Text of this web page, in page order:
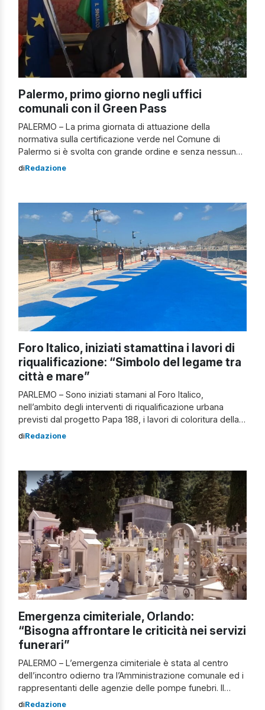
Palermo, primo giorno negli uffici
comunali con il Green Pass
PALERMO – La prima giornata di attuazione della
normativa sulla certificazione verde nel Comune di
Palermo si è svolta con grande ordine e senza nessuna
problematica speciale. “Esprimo un sentito
problema, sono riuscite a garantire il rispetto della […]
diRedazione
Foro Italico, iniziati stamattina i lavori di
riqualificazione: “Simbolo del legame tra
città e mare”
PARLEMO – Sono iniziati stamani al Foro Italico,
nell’ambito degli interventi di riqualificazione urbana
previsti dal progetto Papa 188, i lavori di coloritura della
vecchia pavimentazione lato mare e lato monte. I lavori
dell’amministrazione comunale – dichiarano il
Vicesindaco Fabio Giambrone e l’assessore
Sergio Marino – per […]
diRedazione
Emergenza cimiteriale, Orlando:
“Bisogna affrontare le criticità nei servizi
funerari”
PALERMO – L’emergenza cimiteriale è stata al centro
dell’incontro odierno tra l’Amministrazione comunale ed i
rappresentanti delle agenzie delle pompe funebri. Il
sindaco Leoluca Orlando e l’assessore ai Cimiteri,
diRedazione